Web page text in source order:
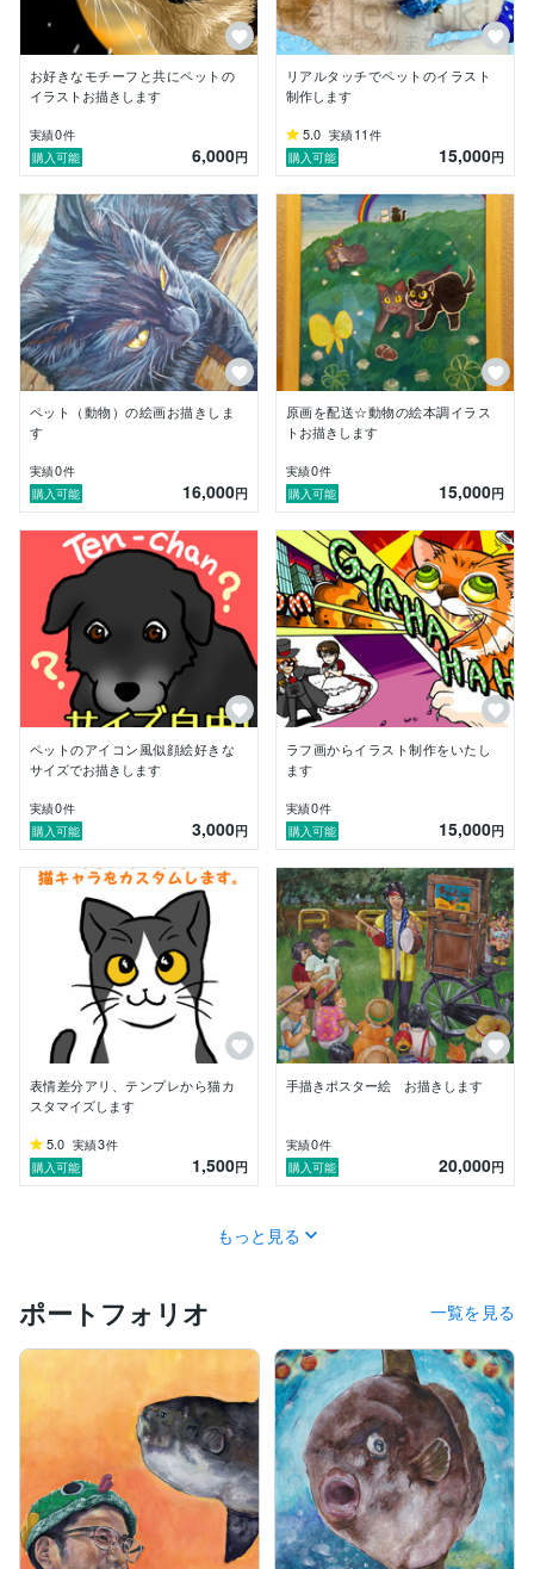
届けします。
筆文字：書道を習った10年の経験を生かし、温かみの
ある手書き風の筆文字を制作。イベントロゴや映画テロ
実績・信頼のポイント
美術系の学校を卒業後、展示やグッズ販売などアート活
動を続けてきました。
入選・入賞歴など
第一回バトルオブアートスローン　準優勝（初出品）
第十次　映画事変　3分映画宴　ノミネート（初出品）
第26回PAC大賞　大賞受賞（初出品）
第67回鳥取県美術展覧会　受賞候補作品（初出品）
動物イラストも、物語性のある絵画も、Atelier Tukiにお
任せください！
あなたの想いをカタチにするお手伝いを、心から楽しみ
お好きなモチーフと共にペットの
イラストお描きします
実績0件
購入可能
6,000円
リアルタッチでペットのイラスト
制作します
5.0 実績11 件
購入可能
15,000円
ペット（動物）の絵画お描きしま
す
実績0件
購入可能
16,000円
原画を配送☆動物の絵本調イラス
トお描きします
実績0件
購入可能
15,000円
ペットのアイコン風似顔絵好きな
サイズでお描きします
実績0件
購入可能
3,000円
ラフ画からイラスト制作をいたし
ます
実績0件
購入可能
15,000円
表情差分アリ、テンプレから猫カ
スタマイズします
5.0 実績3件
購入可能
1,500円
手描きポスター絵 お描きします
実績0件
購入可能
20,000円
もっと見る
ポートフォリオ 一覧を見る